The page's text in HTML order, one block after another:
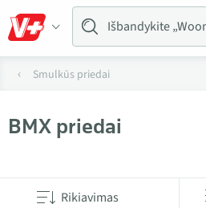
Smulkūs priedai
BMX priedai
Rikiavimas